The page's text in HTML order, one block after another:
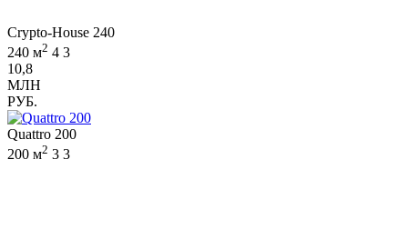
Crypto-House 240
240 м2 4 3
10,8
МЛН
РУБ.
Quattro 200
200 м2 3 3